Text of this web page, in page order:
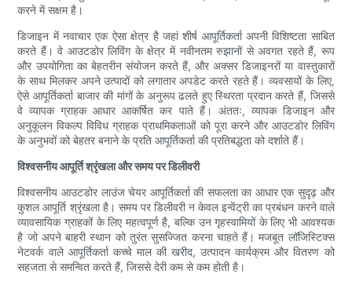
करने में सक्षम है।
डिजाइन में नवाचार एक ऐसा क्षेत्र है जहां शीर्ष आपूर्तिकर्ता अपनी विशिष्टता साबित
करते हैं। वे आउटडोर लिविंग के क्षेत्र में नवीनतम रुझानों से अवगत रहते हैं, रूप
और उपयोगिता का बेहतरीन संयोजन करते हैं, और अक्सर डिजाइनरों या वास्तुकारों
के साथ मिलकर अपने उत्पादों को लगातार अपडेट करते रहते हैं। व्यवसायों के लिए,
ऐसे आपूर्तिकर्ता बाजार की मांगों के अनुरूप ढलते हुए स्थिरता प्रदान करते हैं, जिससे
वे व्यापक ग्राहक आधार आकर्षित कर पाते हैं। अंततः, व्यापक डिजाइन और
अनुकूलन विकल्प विविध ग्राहक प्राथमिकताओं को पूरा करने और आउटडोर लिविंग
के अनुभवों को बेहतर बनाने के प्रति आपूर्तिकर्ता की प्रतिबद्धता को दर्शाते हैं।
विश्वसनीय आपूर्ति श्रृंखला और समय पर डिलीवरी
विश्वसनीय आउटडोर लाउंज चेयर आपूर्तिकर्ता की सफलता का आधार एक सुदृढ़ और
कुशल आपूर्ति श्रृंखला है। समय पर डिलीवरी न केवल इन्वेंट्री का प्रबंधन करने वाले
व्यावसायिक ग्राहकों के लिए महत्वपूर्ण है, बल्कि उन गृहस्वामियों के लिए भी आवश्यक
है जो अपने बाहरी स्थान को तुरंत सुसज्जित करना चाहते हैं। मजबूत लॉजिस्टिक्स
नेटवर्क वाले आपूर्तिकर्ता कच्चे माल की खरीद, उत्पादन कार्यक्रम और वितरण को
सहजता से समन्वित करते हैं, जिससे देरी कम से कम होती है।